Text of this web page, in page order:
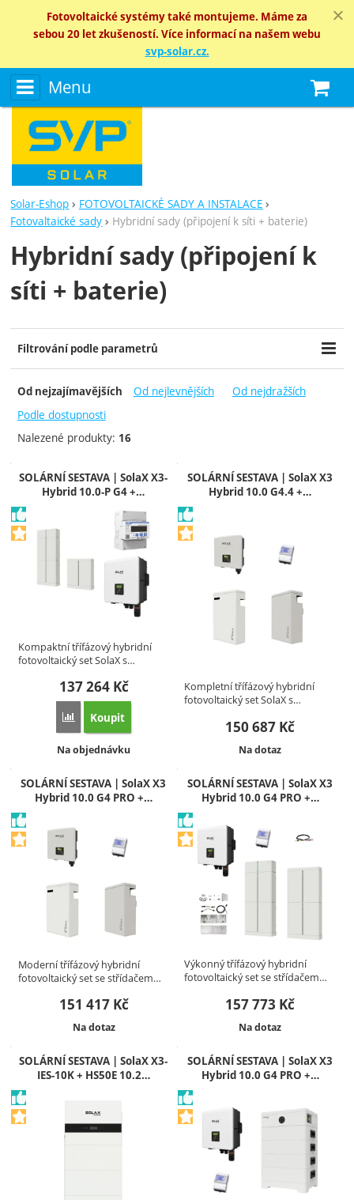
Fotovoltaické systémy také montujeme. Máme za
sebou 20 let zkušeností. Více informací na našem webu
svp-solar.cz.
Menu
Solar-Eshop
FOTOVOLTAICKÉ SADY A INSTALACE
Fotovaltaické sady
Hybridní sady (připojení k síti + baterie)
Hybridní sady (připojení k
síti + baterie)
Filtrování podle parametrů
Cena (Kč)
-
Dostupnost
Na dotaz
Extra
Doporučujeme
Od nejzajímavějších Od nejlevnějších
Od nejdražších
Podle dostupnosti
Nalezené produkty: 16
Produkty
SOLÁRNÍ SESTAVA | SolaX X3-
Hybrid 10.0-P G4 +…
Kompaktní třífázový hybridní
fotovoltaický set SolaX s…
137 264 Kč
Přidat 'SOLÁRNÍ SESTAVA | SolaX X3-Hybrid 10.0-P
Koupit
Dostupnost:
Na objednávku
SOLÁRNÍ SESTAVA | SolaX X3
Hybrid 10.0 G4.4 +…
Kompletní třífázový hybridní
fotovoltaický set SolaX s…
150 687 Kč
Dostupnost:
Na dotaz
SOLÁRNÍ SESTAVA | SolaX X3
Hybrid 10.0 G4 PRO +…
Moderní třífázový hybridní
fotovoltaický set se střídačem…
151 417 Kč
Dostupnost:
Na dotaz
SOLÁRNÍ SESTAVA | SolaX X3
Hybrid 10.0 G4 PRO +…
Výkonný třífázový hybridní
fotovoltaický set se střídačem…
157 773 Kč
Dostupnost:
Na dotaz
SOLÁRNÍ SESTAVA | SolaX X3-
IES-10K + HS50E 10.2…
SOLÁRNÍ SESTAVA | SolaX X3
Hybrid 10.0 G4 PRO +…